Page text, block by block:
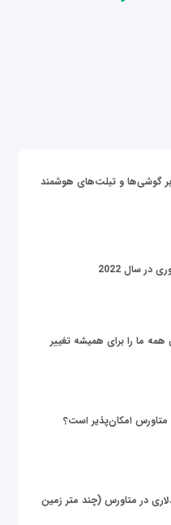
بر گوشی‌ها و تبلت‌های هوشمند
ما را برای همیشه تغییر
متاورس امکان‌پذیر است؟
میلیون دلاری در متاورس (چند متر زمین